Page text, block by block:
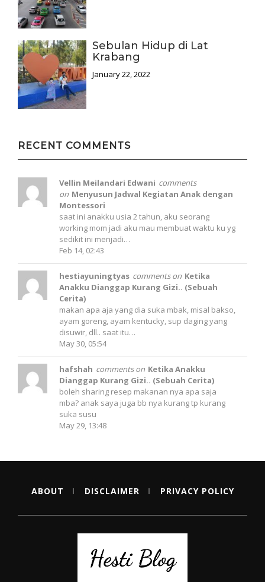
Sebulan Hidup di Lat
Krabang
January 22, 2022
RECENT COMMENTS
Vellin Meilandari Edwani comments
on Menyusun Jadwal Kegiatan Anak dengan
Montessori
saat ini anakku usia 2 tahun, aku seorang
working mom jadi aku mau membuat waktu ku yg
sedikit ini menjadi…
Feb 14, 02:43
hestiayuningtyas comments on Ketika
Anakku Dianggap Kurang Gizi.. (Sebuah
Cerita)
makan apa aja yang dia suka mbak, misal bakso,
ayam goreng, ayam kentucky, sup daging yang
disuwir, dll.. saat itu…
May 30, 05:54
hafshah comments on Ketika Anakku
Dianggap Kurang Gizi.. (Sebuah Cerita)
boleh sharing resep makanan nya apa saja
mba? anak saya juga bb nya kurang tp kurang
suka susu
May 29, 13:48
ABOUT DISCLAIMER PRIVACY POLICY